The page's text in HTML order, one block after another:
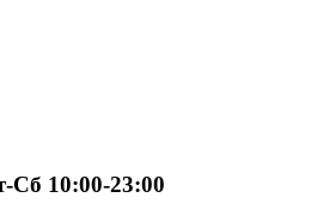
Сб 10:00-23:00